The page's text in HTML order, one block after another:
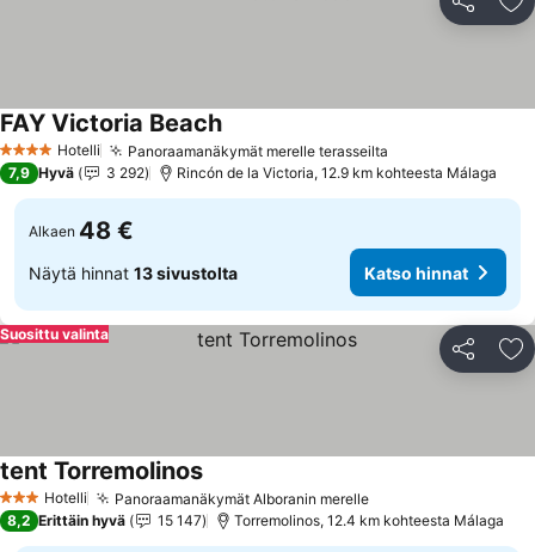
Jaa
4 Tähtiluokitus
Hotelli Panoraamanäkymät merelle terasseilta
FAY Victoria BeachKatso hinnat
7,9 Hyvä 3 292 Rincón de la Victoria, 12.9 km kohteesta Málaga
Alkaen 48 €
Näytä hinnat 13 sivustolta Katso hinnat
Jaa
Suosittu valinta
3 Tähtiluokitus
Hotelli Panoraamanäkymät Alboranin merelleKatso hinnat
tent TorremolinosKatso hinnat
8,2 Erittäin hyvä 15 147 Torremolinos, 12.4 km kohteesta Málaga